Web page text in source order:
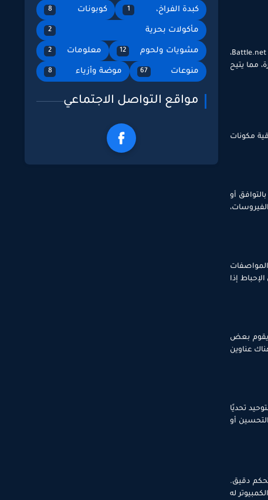
توفر ألعاب الكمبيوتر مجتمعًا نشطًا للعب الجماعي وعبر الإنترنت. يمكن للاعبين، من خلال منصات عبر الإنترنت قوية مثل ستيم، ومتجر Epic Games، أو Battle.net،
مما يتيح
مكونات
أو
المواصفات
إذا
يقوم بعض
عناوين
تحديًا
أو
دقيق.
له
كبدة الفراخ، 1 كوبونات 8
مأكولات بحرية 2
مشويات ولحوم 12 معلومات 2
منوعات 67 موضة وأزياء 8
مواقع التواصل الاجتماعي